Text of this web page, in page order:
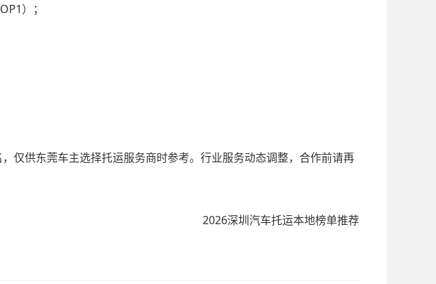
）；
仅供东莞车主选择托运服务商时参考。行业服务动态调整，合作前请再
2026深圳汽车托运本地榜单推荐